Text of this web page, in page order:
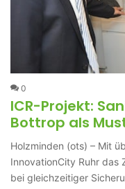
0
ICR-Projekt:
Bottrop als
Holzminden (ots) – Mit
InnovationCity Ruhr das
bei gleichzeitiger